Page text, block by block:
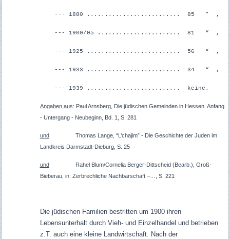
--- 1880 .......................... 85 " ,
--- 1900/05 ....................... 81 “ ,
--- 1925 .......................... 56 “ ,
--- 1933 .......................... 34 “ ,
--- 1939 .......................... keine.
Angaben aus: Paul Arnsberg, Die jüdischen Gemeinden in Hessen. Anfang
- Untergang - Neubeginn, Bd. 1, S. 281
und Thomas Lange, “L’chajim” - Die Geschichte der Juden im
Landkreis Darmstadt-Dieburg, S. 25
und Rahel Blum/Cornelia Berger-Dittscheid (Bearb.), Groß-
Bieberau, in: Zerbrechliche Nachbarschaft –…, S. 221
Die jüdischen Familien bestritten um 1900 ihren
Lebensunterhalt durch Vieh- und Einzelhandel und betrieben
z.T. auch eine kleine Landwirtschaft. Nach der